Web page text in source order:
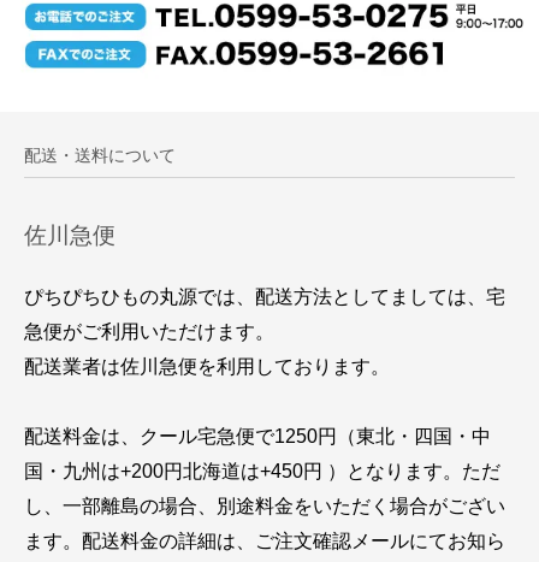
配送・送料について
佐川急便
ぴちぴちひもの丸源では、配送方法としてましては、宅
急便がご利用いただけます。
配送業者は佐川急便を利用しております。
配送料金は、クール宅急便で1250円（東北・四国・中
国・九州は+200円北海道は+450円 ）となります。ただ
し、一部離島の場合、別途料金をいただく場合がござい
ます。配送料金の詳細は、ご注文確認メールにてお知ら